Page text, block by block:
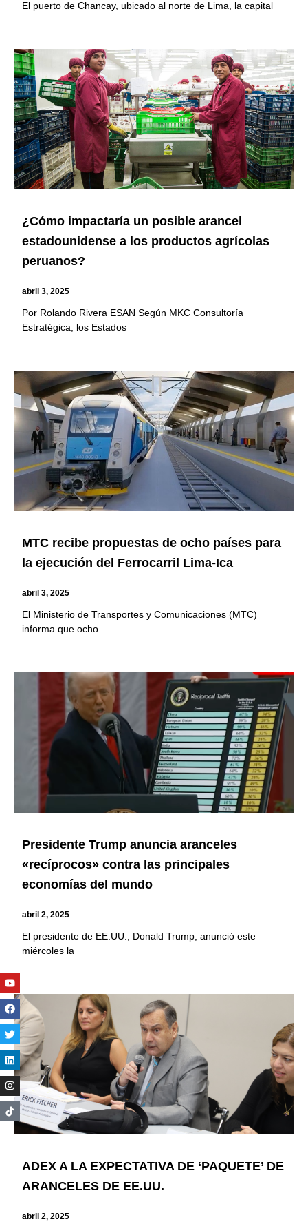
El puerto de Chancay, ubicado al norte de Lima, la capital
¿Cómo impactaría un posible arancel
estadounidense a los productos agrícolas
peruanos?
abril 3, 2025
Por Rolando Rivera ESAN Según MKC Consultoría
Estratégica, los Estados
MTC recibe propuestas de ocho países para
la ejecución del Ferrocarril Lima-Ica
abril 3, 2025
El Ministerio de Transportes y Comunicaciones (MTC)
informa que ocho
Presidente Trump anuncia aranceles
«recíprocos» contra las principales
economías del mundo
abril 2, 2025
El presidente de EE.UU., Donald Trump, anunció este
miércoles la
ADEX A LA EXPECTATIVA DE ‘PAQUETE’ DE
ARANCELES DE EE.UU.
abril 2, 2025
Youtube
Facebook
Twitter
Linkedin
Instagram